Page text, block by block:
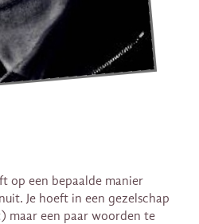
op een bepaalde manier
Je hoeft in een gezelschap
maar een paar woorden te